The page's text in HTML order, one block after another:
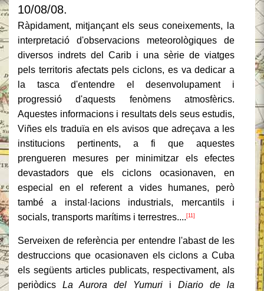
10/08/08.
Ràpidament, mitjançant els seus coneixements, la
interpretació d'observacions meteorològiques de
diversos indrets del Carib i una sèrie de viatges
pels territoris afectats pels ciclons, es va dedicar a
la tasca d'entendre el desenvolupament i
progressió d'aquests fenòmens atmosfèrics.
Aquestes informacions i resultats dels seus estudis,
Viñes els traduïa en els avisos que adreçava a les
institucions pertinents, a fi que aquestes
prengueren mesures per minimitzar els efectes
devastadors que els ciclons ocasionaven, en
especial en el referent a vides humanes, però
també a instal·lacions industrials, mercantils i
socials, transports marítims i terrestres.... [11]
Serveixen de referència per entendre l'abast de les
destruccions que ocasionaven els ciclons a Cuba
els següents articles publicats, respectivament, als
periòdics La Aurora del Yumuri i Diario de la